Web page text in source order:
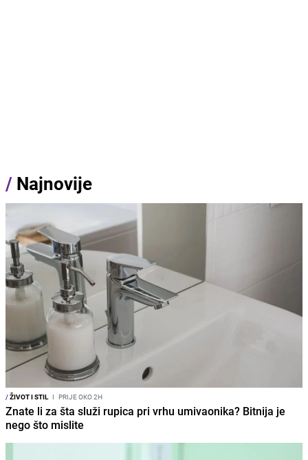
/ Najnovije
/ŽIVOT I STIL I PRIJE OKO 2H
Znate li za šta služi rupica pri vrhu umivaonika? Bitnija je
nego što mislite